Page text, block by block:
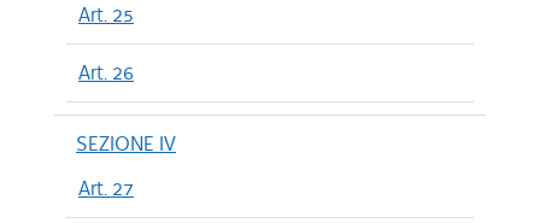
Art. 25
Art. 26
SEZIONE IV
Art. 27